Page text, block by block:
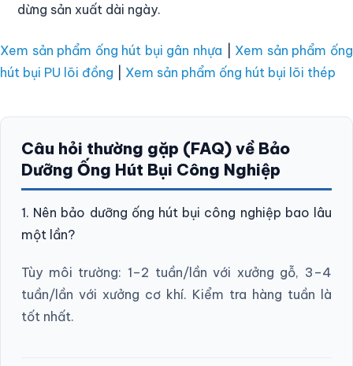
dừng sản xuất dài ngày.
Xem sản phẩm ống hút bụi gân nhựa
Xem sản phẩm ống
hút bụi PU lõi đồng
Xem sản phẩm ống hút bụi lõi thép
Câu hỏi thường gặp (FAQ) về Bảo
Dưỡng Ống Hút Bụi Công Nghiệp
1. Nên bảo dưỡng ống hút bụi công nghiệp bao lâu
một lần?
Tùy môi trường: 1–2 tuần/lần với xưởng gỗ, 3–4
tuần/lần với xưởng cơ khí. Kiểm tra hàng tuần là
tốt nhất.